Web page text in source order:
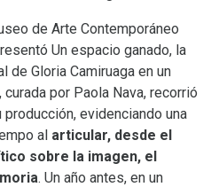
de Arte Contemporáneo
Un espacio ganado, la
de Gloria Camiruaga en un
por Paola Nava, recorrió
evidenciando una
al articular, desde el
sobre la imagen, el
. Un año antes, en un